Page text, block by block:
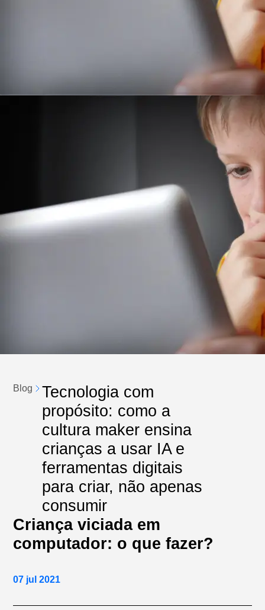
Blog
Tecnologia com
propósito: como a
cultura maker ensina
crianças a usar IA e
ferramentas digitais
para criar, não apenas
consumir
Criança viciada em
computador: o que fazer?
07 jul 2021